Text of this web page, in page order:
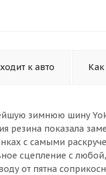
к авто Как
зимнюю шину
резина показала
с самыми
сцепление с
от пятна